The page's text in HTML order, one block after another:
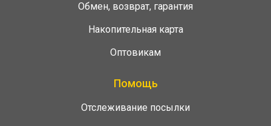
Обмен, возврат, гарантия
Накопительная карта
Оптовикам
Помощь
Отслеживание посылки